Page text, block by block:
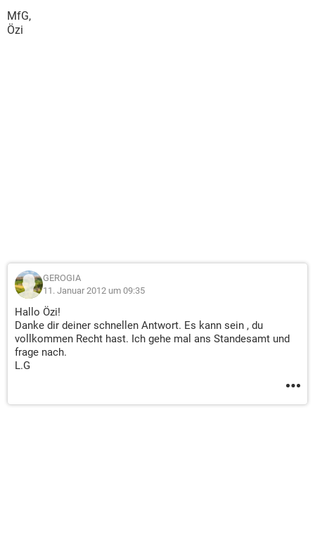
MfG,
Özi
GEROGIA
11. Januar 2012 um 09:35
Hallo Özi!
Danke dir deiner schnellen Antwort. Es kann sein , du
vollkommen Recht hast. Ich gehe mal ans Standesamt und
frage nach.
L.G